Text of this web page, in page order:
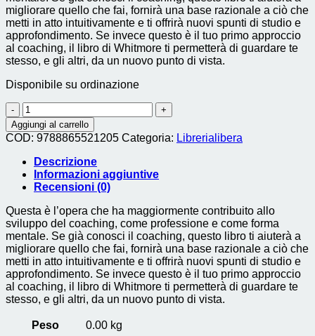
migliorare quello che fai, fornirà una base razionale a ciò che
metti in atto intuitivamente e ti offrirà nuovi spunti di studio e
approfondimento. Se invece questo è il tuo primo approccio
al coaching, il libro di Whitmore ti permetterà di guardare te
stesso, e gli altri, da un nuovo punto di vista.
Disponibile su ordinazione
coaching.
come
risvegliare
il
potenziale
umano
nella
vita
professionale
e
personale
quantità
Aggiungi al carrello
COD: 9788865521205 Categoria: Librerialibera
Descrizione
Informazioni aggiuntive
Recensioni (0)
Questa è l’opera che ha maggiormente contribuito allo
sviluppo del coaching, come professione e come forma
mentale. Se già conosci il coaching, questo libro ti aiuterà a
migliorare quello che fai, fornirà una base razionale a ciò che
metti in atto intuitivamente e ti offrirà nuovi spunti di studio e
approfondimento. Se invece questo è il tuo primo approccio
al coaching, il libro di Whitmore ti permetterà di guardare te
stesso, e gli altri, da un nuovo punto di vista.
Peso 0.00 kg